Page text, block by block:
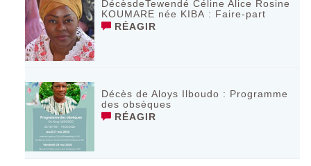
DécèsdeTewendé Céline Alice Rosine
KOUMARE née KIBA : Faire-part
RÉAGIR
Décès de Aloys Ilboudo : Programme
des obsèques
RÉAGIR